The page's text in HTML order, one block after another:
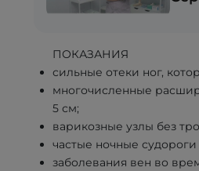
ПОКАЗАНИЯ
сильные отеки ног,
многочисленные
5 см;
варикозные узлы без
частые ночные судороги
заболевания вен во